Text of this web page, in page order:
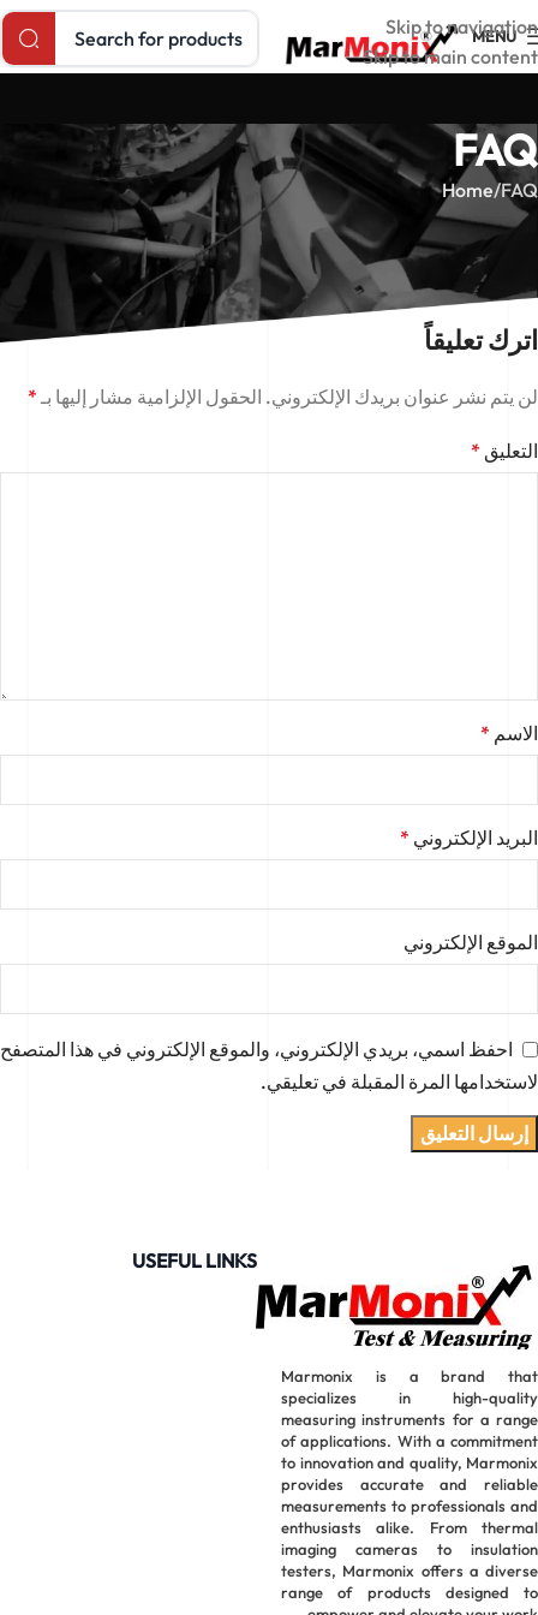
Skip to navigation
Skip to main content
MENU
Search products
FAQ
Home FAQ
اترك تعليقاً
لن يتم نشر عنوان بريدك الإلكتروني. الحقول الإلزامية مشار إليها بـ *
التعليق *
الاسم *
البريد الإلكتروني *
الموقع الإلكتروني
احفظ اسمي، بريدي الإلكتروني، والموقع الإلكتروني في هذا المتصفح
لاستخدامها المرة المقبلة في تعليقي.
Marmonix is a brand that
specializes in high-quality
measuring instruments for a range
of applications. With a commitment
to innovation and quality, Marmonix
provides accurate and reliable
measurements to professionals and
enthusiasts alike. From thermal
imaging cameras to insulation
testers, Marmonix offers a diverse
range of products designed to
USEFUL LINKS